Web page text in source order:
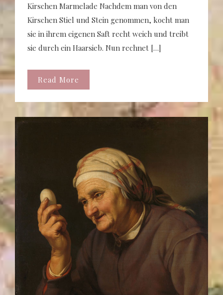
Kirschen Marmelade Nachdem man von den
Kirschen Stiel und Stein genommen, kocht man
sie in ihrem eigenen Saft recht weich und treibt
sie durch ein Haarsieb. Nun rechnet […]
Read More